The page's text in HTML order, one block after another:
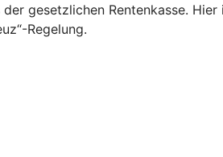
gesetzlichen Rentenkasse.
Regelung.